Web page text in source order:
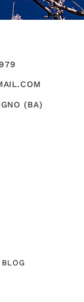
(BA)
BLOG